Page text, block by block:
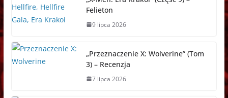
Felieton
9 lipca 2026
„Przeznaczenie X: Wolverine” (Tom
3) – Recenzja
7 lipca 2026